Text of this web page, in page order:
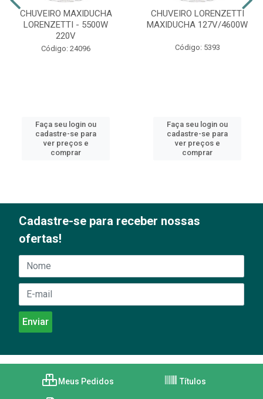
CHUVEIRO MAXIDUCHA
LORENZETTI - 5500W
220V
Código: 24096
Faça seu login ou
cadastre-se para
ver preços e
comprar
CHUVEIRO LORENZETTI
MAXIDUCHA 127V/4600W
Código: 5393
Faça seu login ou
cadastre-se para
ver preços e
comprar
Cadastre-se para receber nossas
ofertas!
Meus Pedidos Títulos